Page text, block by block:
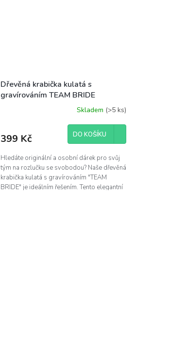
Dřevěná krabička kulatá s
gravírováním TEAM BRIDE
Skladem (>5 ks)
399 Kč DO KOŠÍKU
Hledáte originální a osobní dárek pro svůj
tým na rozlučku se svobodou? Naše dřevěná
krabička kulatá s gravírováním "TEAM
BRIDE" je ideálním řešením. Tento elegantní